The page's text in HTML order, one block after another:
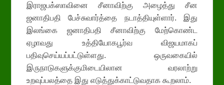
இராஜபக்ஸாவினை சீனாவிற்கு அழைத்து சீன
ஜனாதிபதி பேச்சுவார்த்தை நடாத்தியுள்ளார். இது
இலங்கை ஜனாதிபதி சீனாவிற்கு மேற்கொண்ட
ஏழாவது உத்தியோகபூர்வ விஜயமாகப்
பதிவுசெய்யப்பட்டுள்ளது. ஒருவகையில்
இருநாடுகளுக்குமிடையிலான வரலாற்று
உறவுப்பலத்தை இது எடுத்துக்காட்டுவதாக கூறலாம்.